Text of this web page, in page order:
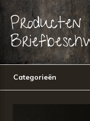
Categorieën